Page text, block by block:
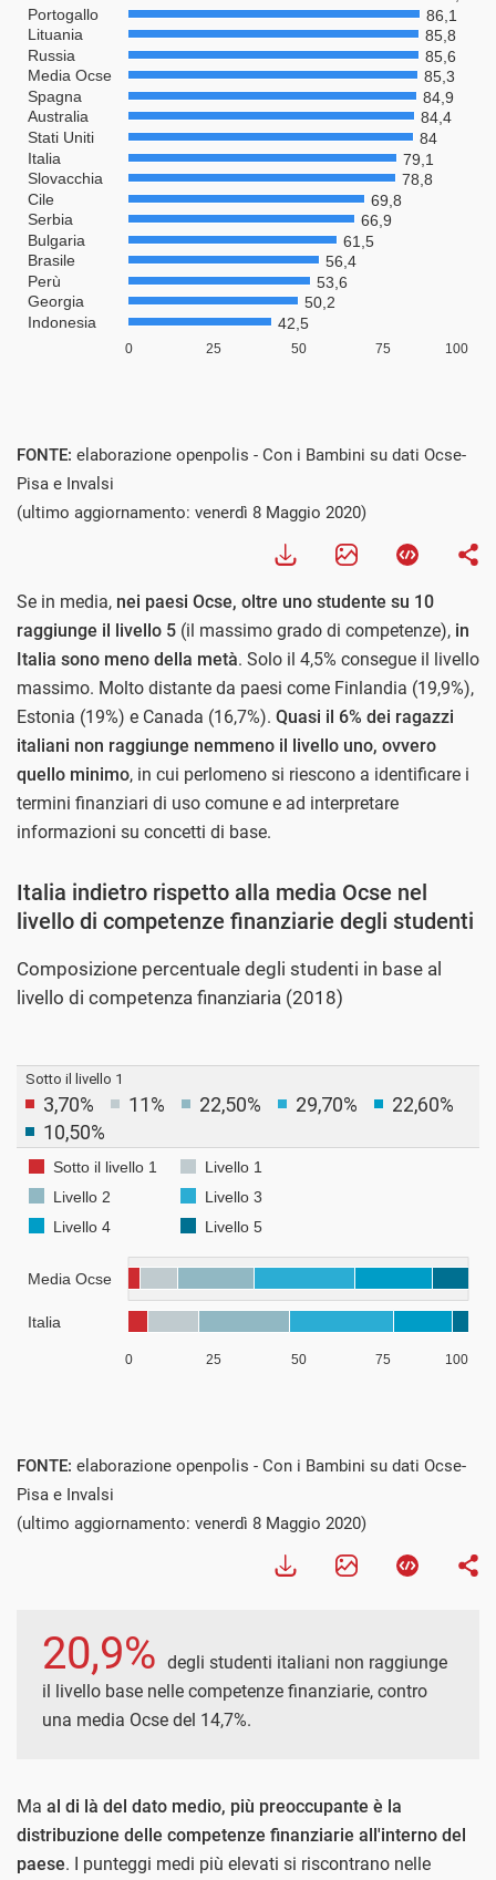
FONTE: elaborazione openpolis - Con i Bambini su dati Ocse-
Pisa e Invalsi
(ultimo aggiornamento: venerdì 8 Maggio 2020)
Se in media, nei paesi Ocse, oltre uno studente su 10
raggiunge il livello 5 (il massimo grado di competenze), in
Italia sono meno della metà. Solo il 4,5% consegue il livello
massimo. Molto distante da paesi come Finlandia (19,9%),
Estonia (19%) e Canada (16,7%). Quasi il 6% dei ragazzi
italiani non raggiunge nemmeno il livello uno, ovvero
quello minimo, in cui perlomeno si riescono a identificare i
termini finanziari di uso comune e ad interpretare
informazioni su concetti di base.
Italia indietro rispetto alla media Ocse nel
livello di competenze finanziarie degli studenti
Composizione percentuale degli studenti in base al
livello di competenza finanziaria (2018)
FONTE: elaborazione openpolis - Con i Bambini su dati Ocse-
Pisa e Invalsi
(ultimo aggiornamento: venerdì 8 Maggio 2020)
20,9% degli studenti italiani non raggiunge
il livello base nelle competenze finanziarie, contro
una media Ocse del 14,7%.
Ma al di là del dato medio, più preoccupante è la
distribuzione delle competenze finanziarie all'interno del
paese. I punteggi medi più elevati si riscontrano nelle